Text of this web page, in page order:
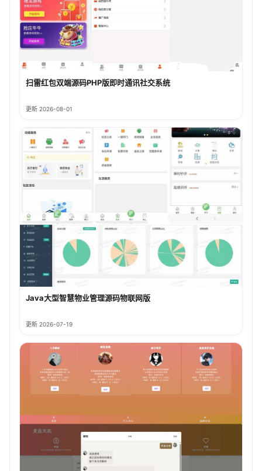
扫雷红包双端源码PHP版即时通讯社交系统
更新 2026-08-01
Java大型智慧物业管理源码物联网版
更新 2026-07-19